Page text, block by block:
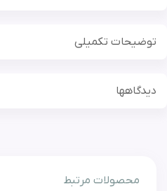
توضیحات تکمیلی
دیدگاهها
اولین نفری باشید که برای
محصولات مرتبط